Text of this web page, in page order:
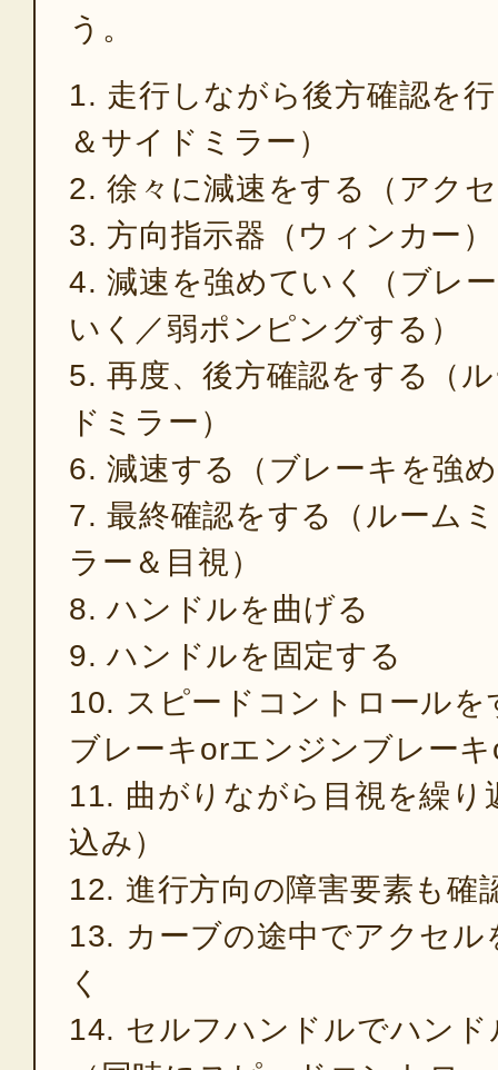
う。
1. 走行しながら後方確認を
＆サイドミラー）
2. 徐々に減速をする（アク
3. 方向指示器（ウィンカー
4. 減速を強めていく（ブレ
いく／弱ポンピングする）
5. 再度、後方確認をする（
ドミラー）
6. 減速する（ブレーキを強
7. 最終確認をする（ルーム
ラー＆目視）
8. ハンドルを曲げる
9. ハンドルを固定する
10. スピードコントロール
ブレーキorエンジンブレー
11. 曲がりながら目視を繰り
込み）
12. 進行方向の障害要素も確
13. カーブの途中でアクセル
く
14. セルフハンドルでハン